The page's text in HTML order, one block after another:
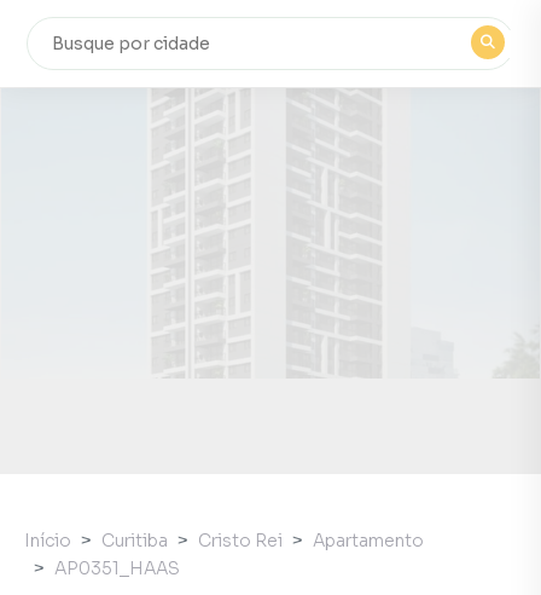
Início Curitiba Cristo Rei
Apartamento
AP0351_HAAS